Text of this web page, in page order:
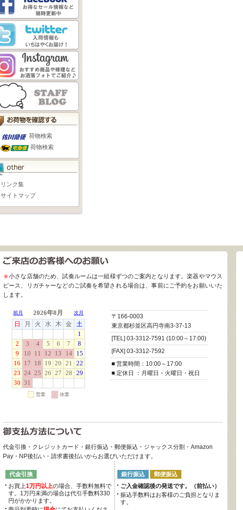
荷物検索
荷物検索
リンク集
サイトマップ
★小さな店舗のため、試奏ルームは一組様ずつのご案内となります。楽器やマウス
ピース、リガチャーなどのご試奏を希望される場合は、事前にご予約をお願いいた
します。
〒166-0003
東京都杉並区高円寺南3-37-13
[TEL] 03-3312-7591 (10:00～17:00)
[FAX] 03-3312-7592
■ 営業時間：10:00～17:00
■ 定休日 ：月曜日・火曜日・祝日
代金引換・クレジットカード・銀行振込・郵便振込・ジャックス分割・Amazon
Pay・NP後払い・請求書後払いからお選びいただけます。
代金引換
お買上1万円以上の場合、手数料無料で
す。1万円未満の場合は代引手数料330
円がかかります。
銀行振込
郵便振込
ご入金確認後の発送です。（前払い）
振込手数料はお客様のご負担となりま
す。